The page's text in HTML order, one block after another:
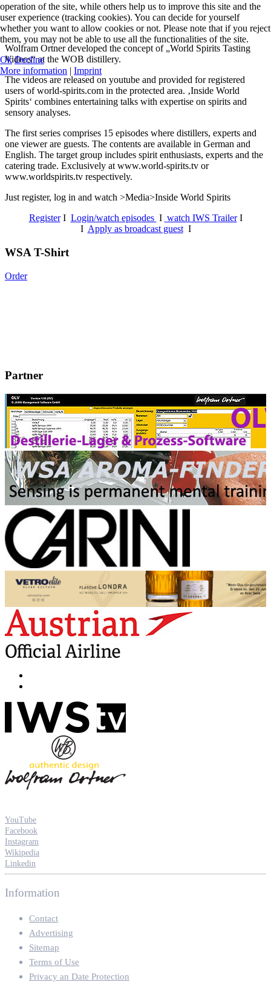
Wolfram Ortner developed the concept of „World Spirits Tasting
Videos“ at the WOB distillery.
The videos are released on youtube and provided for registered
users of world-spirits.com in the protected area. ‚Inside World
Spirits‘ combines entertaining talks with expertise on spirits and
sensory analyses.
The first series comprises 15 episodes where distillers, experts and
one viewer are guests. The contents are available in German and
English. The target group includes spirit enthusiasts, experts and the
catering trade. Exclusively at www.world-spirits.tv or
www.worldspirits.tv respectively.
Just register, log in and watch >Media>Inside World Spirits
RegisterI Login/watch episodes I watch IWS TrailerI
I Apply as broadcast guestI
WSA T-Shirt
Order
Partner
YouTube
Facebook
Instagram
Wikipedia
Linkedin
Information
Contact
Advertising
Sitemap
Terms of Use
Privacy an Date Protection
operation of the site, while others help us to improve this site and the
user experience (tracking cookies). You can decide for yourself
whether you want to allow cookies or not. Please note that if you reject
them, you may not be able to use all the functionalities of the site.
Ok Decline
More information | Imprint